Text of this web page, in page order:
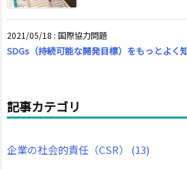
2021/05/18 : 国際協力問題
SDGs（持続可能な開発目標）をもっとよく
記事カテゴリ
企業の社会的責任（CSR） (13)